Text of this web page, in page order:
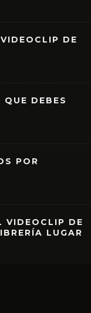
DE
DEBES
POR
VIDEOCLIP DE
LUGAR